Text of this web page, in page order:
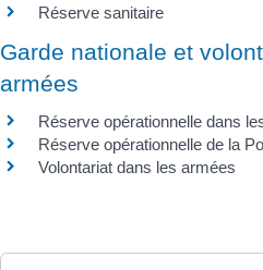
Réserve sanitaire
Garde nationale et
armées
Réserve opérationnelle dans
Réserve opérationnelle de la
Volontariat dans les armées